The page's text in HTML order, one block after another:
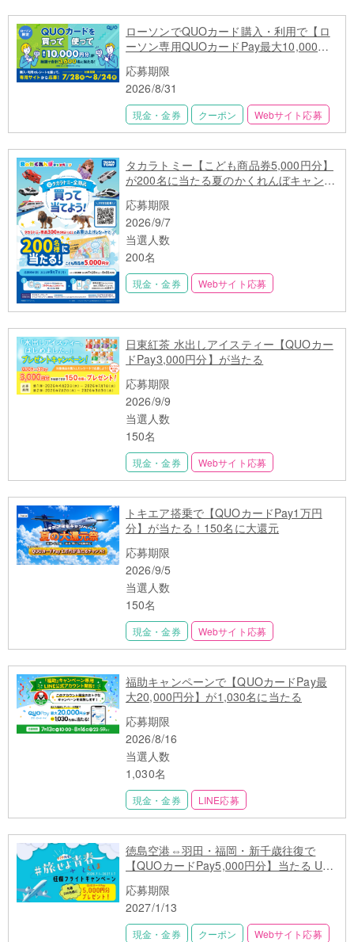
ローソンでQUOカード購入・利用で【ロ
ーソン専用QUOカードPay最大10,000円
応募期限
2026/8/31
現金・金券 クーポン Webサイト応募
タカラトミー【こども商品券5,000円分】
が200名に当たる夏のかくれんぼキャンペ
応募期限
2026/9/7
当選人数
200名
現金・金券 Webサイト応募
日東紅茶 水出しアイスティー【QUOカー
ドPay3,000円分】が当たる
応募期限
2026/9/9
当選人数
150名
現金・金券 Webサイト応募
トキエア搭乗で【QUOカードPay1万円
分】が当たる！150名に大還元
応募期限
2026/9/5
当選人数
150名
現金・金券 Webサイト応募
福助キャンペーンで【QUOカードPay最
大20,000円分】が1,030名に当たる
応募期限
2026/8/16
当選人数
1,030名
現金・金券 LINE応募
徳島空港⇔羽田・福岡・新千歳往復で
【QUOカードPay5,000円分】当たる U29
応募期限
2027/1/13
現金・金券 クーポン Webサイト応募